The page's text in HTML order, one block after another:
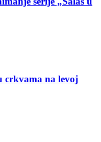
crkvama na levoj